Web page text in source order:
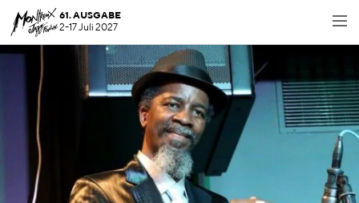
61. AUSGABE
2-17 Juli 2027